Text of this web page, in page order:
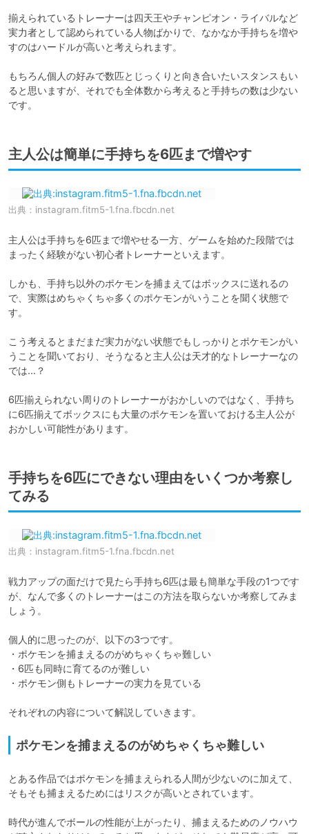
揃えられているトレーナーは四天王やチャンピオン・ライバルなど
実力者として認められている人物ばかりで、なかなか手持ちを増や
すのはハードルが高いと考えられます。
もちろん個人の好みで数匹とじっくりと向き合いたいスタンスもい
ると思いますが、それでも全体数から考えると手持ちの数は少ない
主人公は簡単に手持ちを6匹まで増やす
出典： instagram.fitm5-1.fna.fbcdn.net
主人公は手持ちを6匹まで増やせる一方、ゲームを始めた段階では
まったく経験がない初心者トレーナーといえます。
しかも、手持ち以外のポケモンを捕まえてはボックスに送れるの
で、実際はめちゃくちゃ多くのポケモンがいうことを聞く状態で
す。
こう考えるとまだまだ実力がない状態でもしっかりとポケモンがい
うことを聞いており、そうなると主人公は天才的なトレーナーなの
では…？
6匹揃えられない周りのトレーナーがおかしいのではなく、手持ち
に6匹揃えてボックスにも大量のポケモンを置いておける主人公が
手持ちを6匹にできない理由をいくつか考察し
てみる
出典： instagram.fitm5-1.fna.fbcdn.net
戦力アップの面だけで見たら手持ち6匹は最も簡単な手段の1つです
が、なんで多くのトレーナーはこの方法を取らないか考察してみま
しょう。
個人的に思ったのが、以下の3つです。
・ポケモンを捕まえるのがめちゃくちゃ難しい
・6匹も同時に育てるのが難しい
・ポケモン側もトレーナーの実力を見ている
それぞれの内容について解説していきます。
ポケモンを捕まえるのがめちゃくちゃ難しい
とある作品ではポケモンを捕まえられる人間が少ないのに加えて、
そもそも捕まえるためにはリスクが高いとされています。
時代が進んでボールの性能が上がったり、捕まえるためのノウハウ